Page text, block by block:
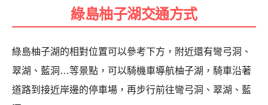
綠島柚子湖交通方式
綠島柚子湖的相對位置可以參考下方，附近還有彎弓洞、
翠湖、藍洞…等景點，可以騎機車導航柚子湖，騎車沿著
道路到接近岸邊的停車場，再步行前往彎弓洞、翠湖、藍